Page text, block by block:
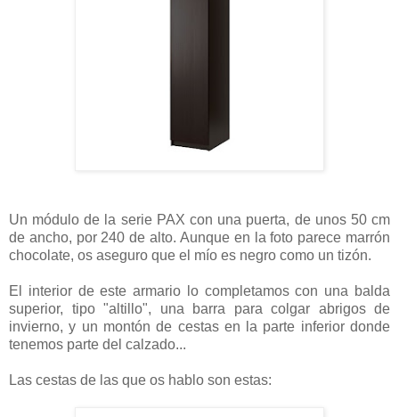
Un módulo de la serie PAX con una puerta, de unos 50 cm
de ancho, por 240 de alto. Aunque en la foto parece marrón
chocolate, os aseguro que el mío es negro como un tizón.
El interior de este armario lo completamos con una balda
superior, tipo "altillo", una barra para colgar abrigos de
invierno, y un montón de cestas en la parte inferior donde
tenemos parte del calzado...
Las cestas de las que os hablo son estas: